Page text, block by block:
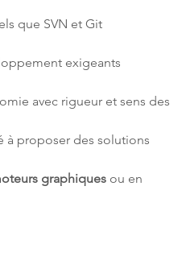
avec rigueur et sens des
à proposer des solutions
graphiques ou en